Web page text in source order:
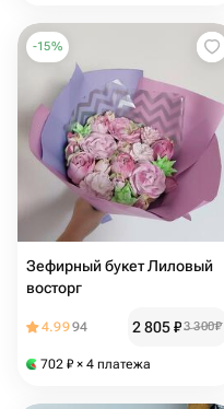
-15%
Зефирный букет Лиловый
восторг
4.9994 2 805₽3 300₽
702 ₽ × 4 платежа